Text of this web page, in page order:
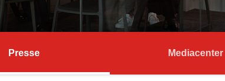
Presse Mediacenter